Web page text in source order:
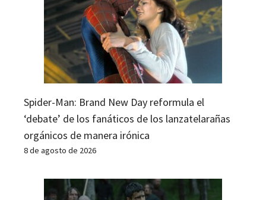
Spider-Man: Brand New Day reformula el
‘debate’ de los fanáticos de los lanzatelarañas
orgánicos de manera irónica
8 de agosto de 2026